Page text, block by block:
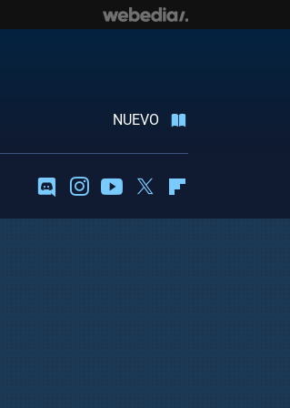
NUEVO
DiscordInstagramYoutubeTwitter